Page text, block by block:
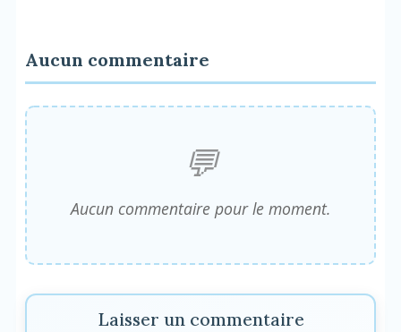
Aucun commentaire
Aucun commentaire pour le moment.
Laisser un commentaire